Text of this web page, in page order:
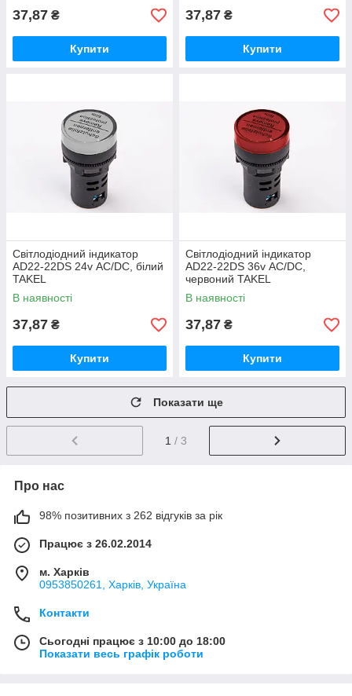
37,87 ₴
Купити
37,87 ₴
Купити
Світлодіодний індикатор
AD22-22DS 24v АC/DC, білий
TAKEL
В наявності
37,87 ₴
Купити
Світлодіодний індикатор
AD22-22DS 36v АC/DC,
червоний TAKEL
В наявності
37,87 ₴
Купити
Показати ще
1 / 3
Про нас
98% позитивних з 262 відгуків за рік
Працює з 26.02.2014
м. Харків
0953850261, Харків, Україна
Контакти
Сьогодні працює з 10:00 до 18:00
Показати весь графік роботи